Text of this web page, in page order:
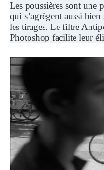
Les poussières sont une
qui s’agrègent aussi
les tirages. Le filtre
Photoshop facilite leur